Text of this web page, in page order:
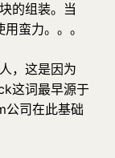
的组装。当
蛮力。。。
，这是因为
这词最早源于
公司在此基础